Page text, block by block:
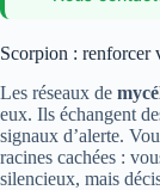
Scorpion : renforcer
Les réseaux de
eux. Ils échangent
signaux d’alerte.
racines cachées :
silencieux, mais